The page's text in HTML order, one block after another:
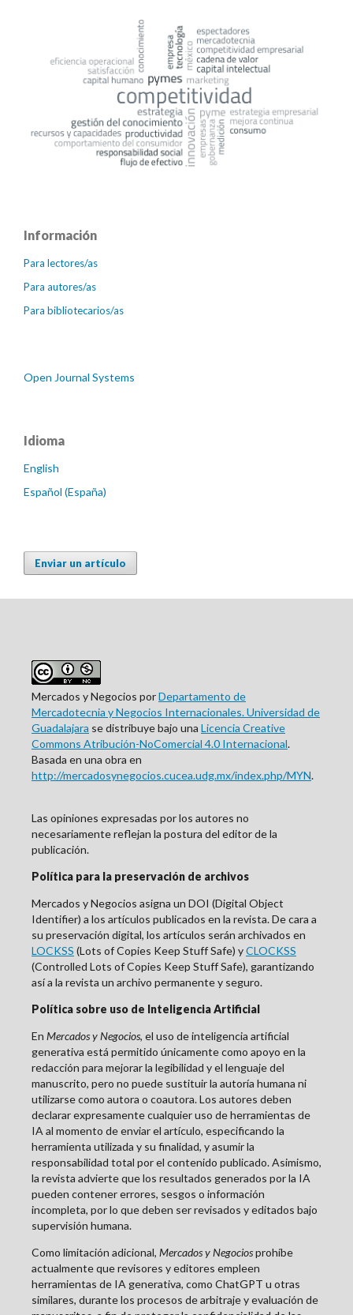
Información
Para lectores/as
Para autores/as
Para bibliotecarios/as
Open Journal Systems
Idioma
English
Español (España)
Enviar un artículo
Mercados y Negocios porDepartamento de
Mercadotecnia y Negocios Internacionales. Universidad de
Guadalajara se distribuye bajo una Licencia Creative
Commons Atribución-NoComercial 4.0 Internacional.
Basada en una obra en
http://mercadosynegocios.cucea.udg.mx/index.php/MYN.
Las opiniones expresadas por los autores no
necesariamente reflejan la postura del editor de la
publicación.
Política para la preservación de archivos
Mercados y Negocios asigna un DOI (Digital Object
Identifier) a los artículos publicados en la revista. De cara a
su preservación digital, los artículos serán archivados en
LOCKSS (Lots of Copies Keep Stuff Safe) yCLOCKSS
(Controlled Lots of Copies Keep Stuff Safe), garantizando
así a la revista un archivo permanente y seguro.
Política sobre uso de Inteligencia Artificial
En Mercados y Negocios, el uso de inteligencia artificial
generativa está permitido únicamente como apoyo en la
redacción para mejorar la legibilidad y el lenguaje del
manuscrito, pero no puede sustituir la autoría humana ni
utilizarse como autora o coautora. Los autores deben
declarar expresamente cualquier uso de herramientas de
IA al momento de enviar el artículo, especificando la
herramienta utilizada y su finalidad, y asumir la
responsabilidad total por el contenido publicado. Asimismo,
la revista advierte que los resultados generados por la IA
pueden contener errores, sesgos o información
incompleta, por lo que deben ser revisados y editados bajo
supervisión humana.
Como limitación adicional, Mercados y Negociosprohíbe
actualmente que revisores y editores empleen
herramientas de IA generativa, como ChatGPT u otras
similares, durante los procesos de arbitraje y evaluación de